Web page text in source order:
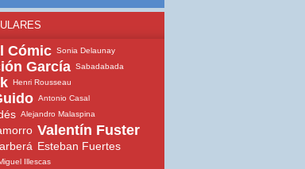
Cómic Sonia Delaunay
García Sabadabada
Henri Rousseau
Antonio Casal
Alejandro Malaspina
Valentín Fuster
Esteban Fuertes
Illescas